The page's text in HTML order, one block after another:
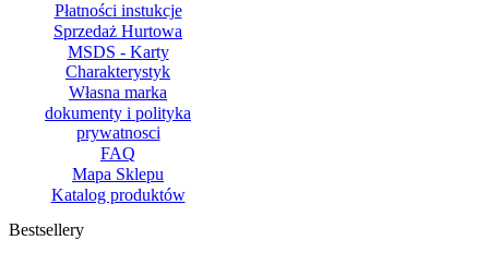
Płatności instukcje
Sprzedaż Hurtowa
MSDS - Karty
Charakterystyk
Własna marka
dokumenty i polityka
prywatnosci
FAQ
Mapa Sklepu
Katalog produktów
Bestsellery